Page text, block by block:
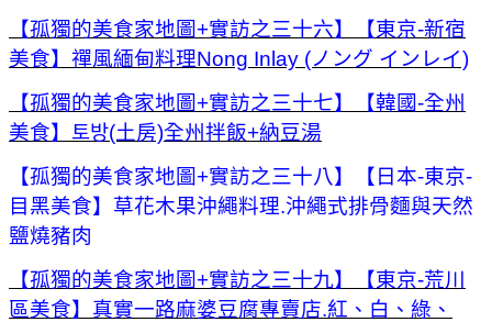
【孤獨的美食家地圖+實訪之三十六】【東京-新宿
美食】禪風緬甸料理Nong Inlay (ノング インレイ)
【孤獨的美食家地圖+實訪之三十七】【韓國-全州
美食】토방(土房)全州拌飯+納豆湯
【孤獨的美食家地圖+實訪之三十八】【日本-東京-
目黑美食】草花木果沖繩料理.沖繩式排骨麵與天然
鹽燒豬肉
【孤獨的美食家地圖+實訪之三十九】【東京-荒川
區美食】真實一路麻婆豆腐專賣店.紅、白、綠、